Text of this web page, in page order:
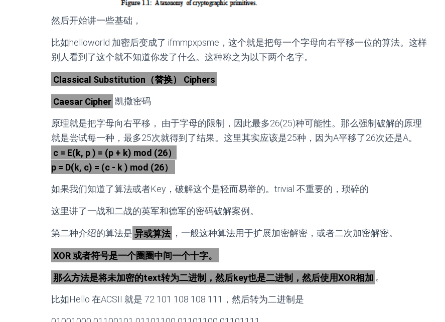
然后开始讲一些基础，
比如helloworld 加密后变成了 ifmmpxpsme，这个就是把每一个字母向右平移一位的算法。这样
别人看到了这个就不知道你发了什么。这种称之为以下两个名字。
Classical Substitution（替换） Ciphers
Caesar Cipher 凯撒密码
原理就是把字母向右平移， 由于字母的限制，因此最多26(25)种可能性。那么强制破解的原理
就是尝试每一种，最多25次就得到了结果。这里其实应该是25种，因为A平移了26次还是A。
c = E(k, p ) = (p + k) mod (26）
p = D(k, c) = (c - k ) mod (26）
如果我们知道了算法或者Key，破解这个是轻而易举的。trivial 不重要的，琐碎的
这里讲了一战和二战的英军和德军的密码破解案例。
第二种介绍的算法是 异或算法 ，一般这种算法用于扩展加密解密，或者二次加密解密。
XOR 或者符号是一个圈圈中间一个十字。
那么方法是将未加密的text转为二进制，然后key也是二进制，然后使用XOR相加 。
比如Hello 在ACSII 就是 72 101 108 108 111，然后转为二进制是